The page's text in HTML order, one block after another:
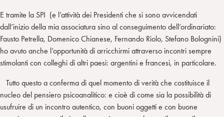
E tramite la SPI (e l’attività dei Presidenti che si sono avvicendati
dall’inizio della mia associatura sino al conseguimento dell’ordinariato:
Fausto Petrella, Domenico Chianese, Fernando Riolo, Stefano Bolognini)
ho avuto anche l’opportunità di arricchirmi attraverso incontri sempre
stimolanti con colleghi di altri paesi: argentini e francesi, in particolare.
Tutto questo a conferma di quel momento di verità che costituisce il
nucleo del pensiero psicoanalitico: e cioè di come sia la possibilità di
usufruire di un incontro autentico, con buoni oggetti e con buone